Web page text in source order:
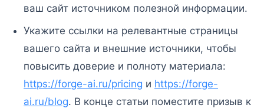
ваш сайт источником полезной информации.
Укажите ссылки на релевантные страницы
вашего сайта и внешние источники, чтобы
повысить доверие и полноту материала:
https://forge-ai.ru/pricing и https://forge-
ai.ru/blog. В конце статьи поместите призыв к